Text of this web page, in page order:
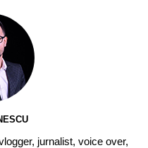
jurnalist, voice over,